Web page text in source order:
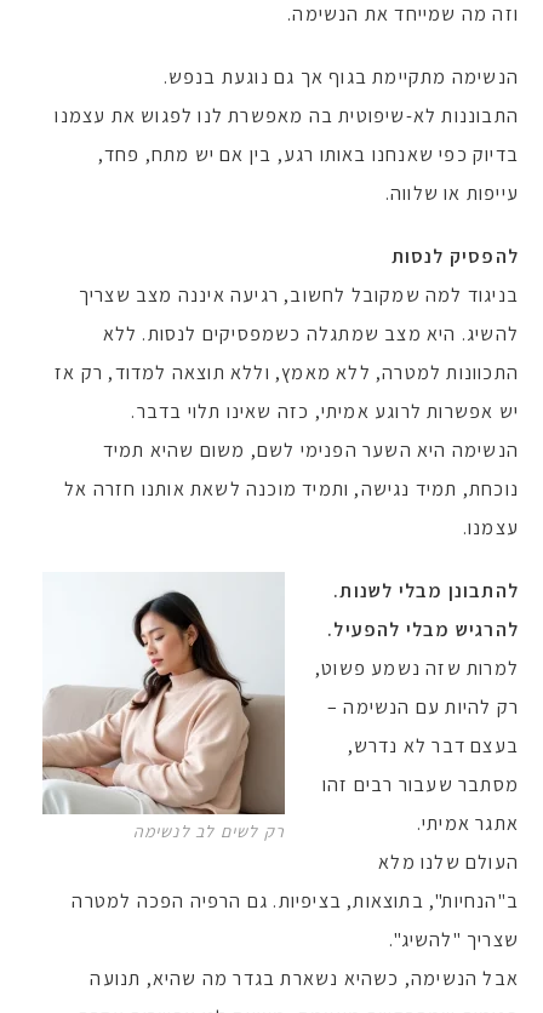
וזה מה שמייחד את הנשימה.
הנשימה מתקיימת בגוף אך גם נוגעת בנפש.
התבוננות לא-שיפוטית בה מאפשרת לנו לפגוש את עצמנו
בדיוק כפי שאנחנו באותו רגע, בין אם יש מתח, פחד,
עייפות או שלווה.
להפסיק לנסות
בניגוד למה שמקובל לחשוב, רגיעה איננה מצב שצריך
להשיג. היא מצב שמתגלה כשמפסיקים לנסות. ללא
התכוונות למטרה, ללא מאמץ, וללא תוצאה למדוד, רק אז
יש אפשרות לרוגע אמיתי, כזה שאינו תלוי בדבר.
הנשימה היא השער הפנימי לשם, משום שהיא תמיד
נוכחת, תמיד נגישה, ותמיד מוכנה לשאת אותנו חזרה אל
עצמנו.
רק לשים לב לנשימה
להתבונן מבלי לשנות.
להרגיש מבלי להפעיל.
למרות שזה נשמע פשוט,
רק להיות עם הנשימה –
בעצם דבר לא נדרש,
מסתבר שעבור רבים זהו
אתגר אמיתי.
העולם שלנו מלא
ב"הנחיות", בתוצאות, בציפיות. גם הרפיה הפכה למטרה
שצריך "להשיג".
אבל הנשימה, כשהיא נשארת בגדר מה שהיא, תנועה